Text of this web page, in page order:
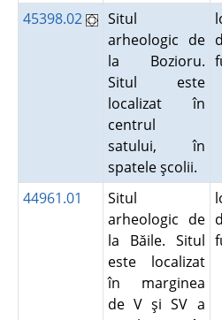
45398.02
Situl
arheologic de
la Bozioru.
Situl este
localizat în
centrul
satului, în
spatele şcolii.
44961.01
Situl
arheologic de
la Băile. Situl
este localizat
în marginea
de V şi SV a